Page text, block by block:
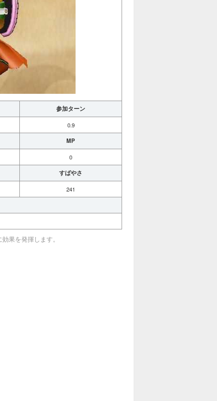
参加ターン
0.9
MP
0
すばやさ
241
果を発揮します。